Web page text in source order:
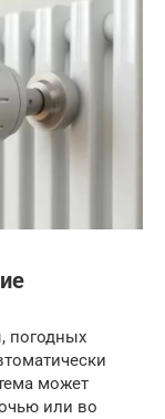
погодных
может
или во